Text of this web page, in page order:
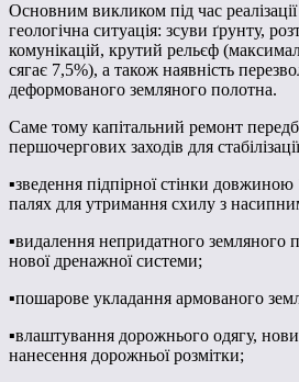
Основним викликом під час
геологічна ситуація: зсуви ґрунту,
комунікацій, крутий рельєф
сягає 7,5%), а також наявність
деформованого земляного полотна.
Саме тому капітальний ремонт
першочергових заходів для
▪️зведення підпірної стінки
палях для утримання схилу з
▪️видалення непридатного земляного
нової дренажної системи;
▪️пошарове укладання армованого
▪️влаштування дорожнього одягу,
нанесення дорожньої розмітки;